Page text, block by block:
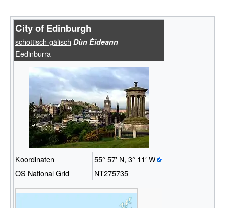
City of Edinburgh
schottisch-gälisch Dùn Èideann
Eedinburra
Koordinaten 55° 57′ N, 3° 11′W
OS National Grid
NT275735